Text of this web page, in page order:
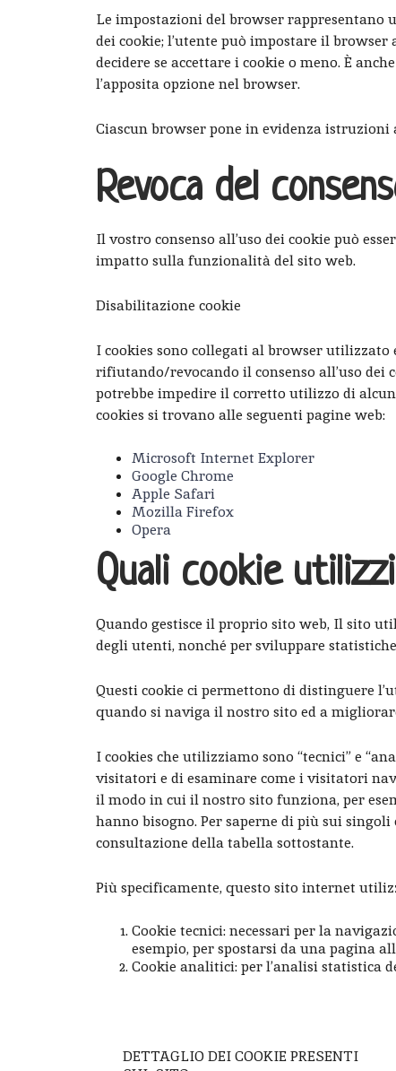
Le impostazioni del browser rappresentano
dei cookie; l’utente può impostare il
decidere se accettare i cookie o meno. È
l’apposita opzione nel browser.
Ciascun browser pone in evidenza istruzioni
Revoca del
Il vostro consenso all’uso dei cookie può
impatto sulla funzionalità del sito web.
Disabilitazione cookie
I cookies sono collegati al browser
rifiutando/revocando il consenso all’uso dei
potrebbe impedire il corretto utilizzo di
cookies si trovano alle seguenti pagine web:
Microsoft Internet Explorer
Google Chrome
Apple Safari
Mozilla Firefox
Opera
Quali cookie
Quando gestisce il proprio sito web, Il sito
degli utenti, nonché per sviluppare
Questi cookie ci permettono di distinguere
quando si naviga il nostro sito ed a
I cookies che utilizziamo sono “tecnici” e
visitatori e di esaminare come i visitatori
il modo in cui il nostro sito funziona, per
hanno bisogno. Per saperne di più sui
consultazione della tabella sottostante.
Più specificamente, questo sito internet
Cookie tecnici: necessari per la
esempio, per spostarsi da una pagina
Cookie analitici: per l’analisi statistica
DETTAGLIO DEI COOKIE PRESENTI